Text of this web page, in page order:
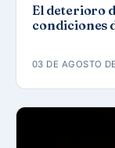
El deterioro
condiciones
03 DE AGOSTO